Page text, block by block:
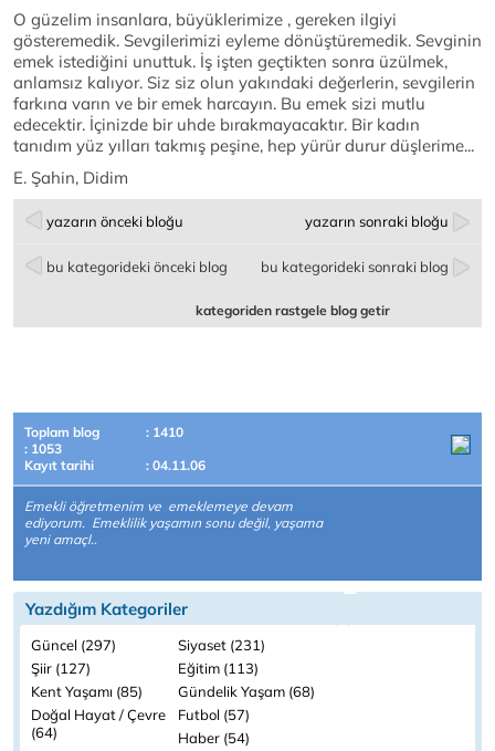
O güzelim insanlara, büyüklerimize , gereken ilgiyi
gösteremedik. Sevgilerimizi eyleme dönüştüremedik. Sevginin
emek istediğini unuttuk. İş işten geçtikten sonra üzülmek,
anlamsız kalıyor. Siz siz olun yakındaki değerlerin, sevgilerin
farkına varın ve bir emek harcayın. Bu emek sizi mutlu
edecektir. İçinizde bir uhde bırakmayacaktır. Bir kadın
tanıdım yüz yılları takmış peşine, hep yürür durur düşlerime...
E. Şahin, Didim
yazarın önceki bloğu yazarın sonraki bloğu
bu kategorideki önceki blog bu kategorideki sonraki blog
kategoriden rastgele blog getir
Toplam blog
: 1410
: 1053
Kayıt tarihi
: 04.11.06
Emekli öğretmenim ve emeklemeye devam
ediyorum. Emeklilik yaşamın sonu değil, yaşama
yeni amaçl..
Yazdığım Kategoriler
Güncel (297)
Siyaset (231)
Şiir (127)
Eğitim (113)
Kent Yaşamı (85)
Gündelik Yaşam (68)
Doğal Hayat / Çevre
(64)
Futbol (57)
Haber (54)